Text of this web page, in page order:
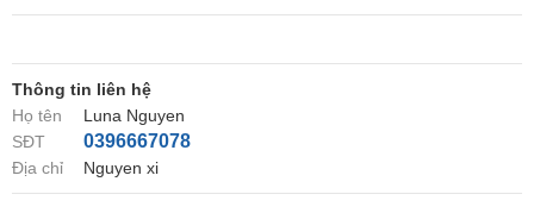
Thông tin liên hệ
Họ tên
Luna Nguyen
SĐT
0396667078
Địa chỉ Nguyen xi